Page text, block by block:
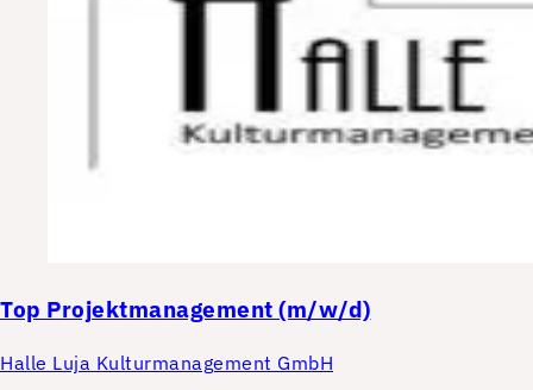
Top Projektmanagement (m/w/d)
Halle Luja Kulturmanagement GmbH